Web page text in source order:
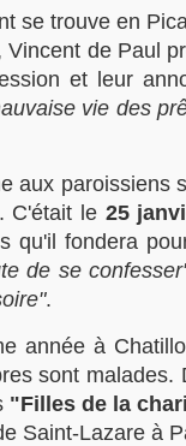
se trouve en
Vincent de Paul
et leur
vie des
aux paroissiens
C'était le 25
qu'il fondera
de se
.
année à
sont
"Filles de la
Saint-Lazare à